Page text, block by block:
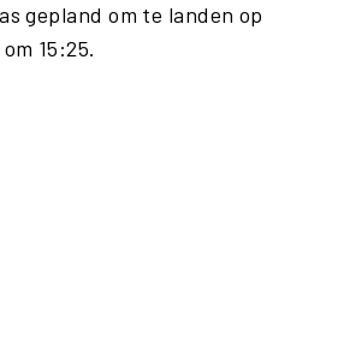
gepland om te landen op
15:25.